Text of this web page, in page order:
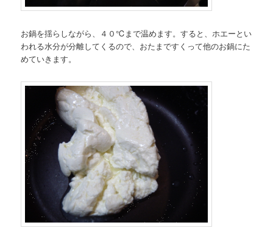
お鍋を揺らしながら、４０℃まで温めます。すると、ホエーとい
われる水分が分離してくるので、おたまですくって他のお鍋にた
めていきます。